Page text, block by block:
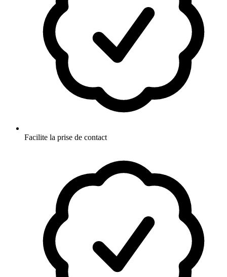
Facilite la prise de contact